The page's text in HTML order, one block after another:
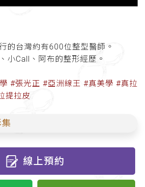
的台灣約有600位整型醫師。
小Call、阿布的整形經歷。
#張光正 #亞洲線王 #真美學 #真拉
提拉皮
線上預約